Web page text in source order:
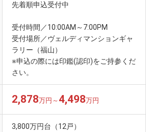
先着順申込受付中
受付時間／10:00AM～7:00PM
受付場所／ヴェルディマンションギャ
ラリー（福山）
※申込の際には印鑑(認印)をご持参くだ
さい。
2,878万円～ 4,498万円
3,800万円台（12戸）